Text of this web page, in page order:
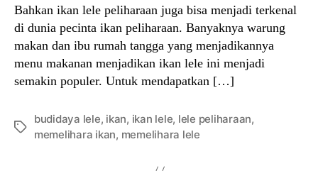
Bahkan ikan lele peliharaan juga bisa menjadi terkenal
di dunia pecinta ikan peliharaan. Banyaknya warung
makan dan ibu rumah tangga yang menjadikannya
menu makanan menjadikan ikan lele ini menjadi
semakin populer. Untuk mendapatkan […]
Tags
budidaya lele, ikan, ikan lele, lele peliharaan,
memelihara ikan, memelihara lele